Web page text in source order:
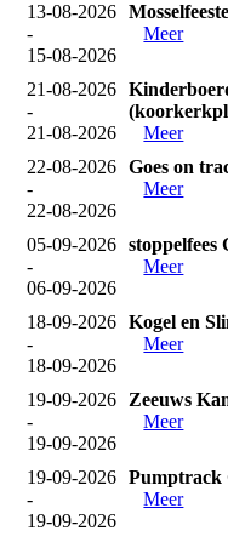
13-08-2026
-
15-08-2026
Meer
21-08-2026
-
21-08-2026
Meer
22-08-2026
-
22-08-2026
Goes on
Meer
05-09-2026
-
06-09-2026
stoppelfees
Meer
18-09-2026
-
18-09-2026
Kogel en
Meer
19-09-2026
-
19-09-2026
Zeeuws
Meer
19-09-2026
-
19-09-2026
Pumptrack
Meer